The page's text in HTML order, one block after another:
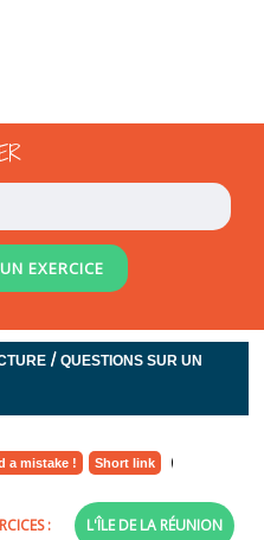
EXERCICE
/QUESTIONS SUR UN
a mistake ! Short link
: L'ÎLE DE LA RÉUNION